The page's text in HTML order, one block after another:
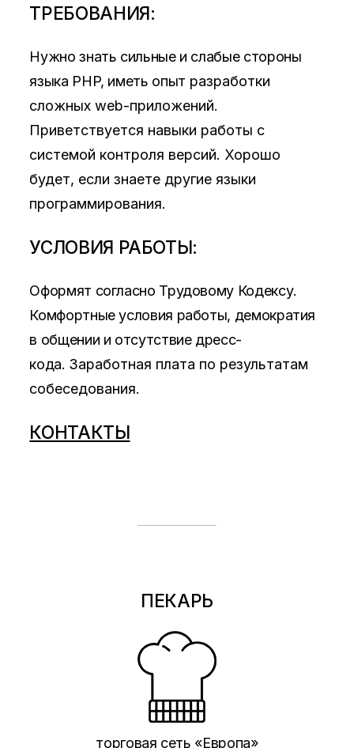
ТРЕБОВАНИЯ:
Нужно знать сильные и слабые стороны
языка PHP, иметь опыт разработки
сложных web-приложений.
Приветствуется навыки работы с
системой контроля версий. Хорошо
будет, если знаете другие языки
программирования.
УСЛОВИЯ РАБОТЫ:
Оформят согласно Трудовому Кодексу.
Комфортные условия работы, демократия
в общении и отсутствие дресс-
кода. Заработная плата по результатам
собеседования.
КОНТАКТЫ
ПЕКАРЬ
торговая сеть «Европа»